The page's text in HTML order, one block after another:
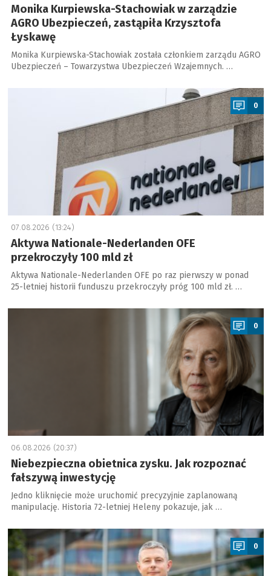
Monika Kurpiewska-Stachowiak w zarządzie
AGRO Ubezpieczeń, zastąpiła Krzysztofa
Łyskawę
Monika Kurpiewska-Stachowiak została członkiem zarządu AGRO
Ubezpieczeń – Towarzystwa Ubezpieczeń Wzajemnych. …
0
07.08.2026 (13:24)
Aktywa Nationale-Nederlanden OFE
przekroczyły 100 mld zł
Aktywa Nationale-Nederlanden OFE po raz pierwszy w ponad
25-letniej historii funduszu przekroczyły próg 100 mld zł. …
a
0
06.08.2026 (20:37)
Niebezpieczna obietnica zysku. Jak rozpoznać
fałszywą inwestycję
Jedno kliknięcie może uruchomić precyzyjnie zaplanowaną
manipulację. Historia 72-letniej Heleny pokazuje, jak …
a
0